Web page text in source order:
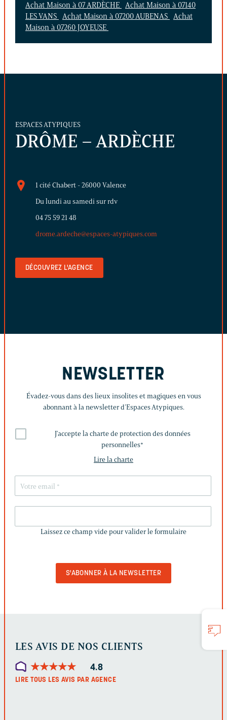
Achat Maison à 07 ARDÈCHE
Achat Maison à 07140
LES VANS
Achat Maison à 07200 AUBENAS
Achat
Maison à 07260 JOYEUSE
ESPACES ATYPIQUES
DRÔME – ARDÈCHE
1 cité Chabert - 26000 Valence
Du lundi au samedi sur rdv
04 75 59 21 48
drome.ardeche@espaces-atypiques.com
DÉCOUVREZ L'AGENCE
NEWSLETTER
Évadez-vous dans des lieux insolites et magiques en vous
abonnant à la newsletter d’Espaces Atypiques.
J'accepte la charte de protection des données
personnelles*
Lire la charte
CHAMP
Laissez ce champ vide pour valider le formulaire
LES AVIS DE NOS CLIENTS
★★★★★
★★★★★ 4.8
LIRE TOUS LES AVIS PAR AGENCE